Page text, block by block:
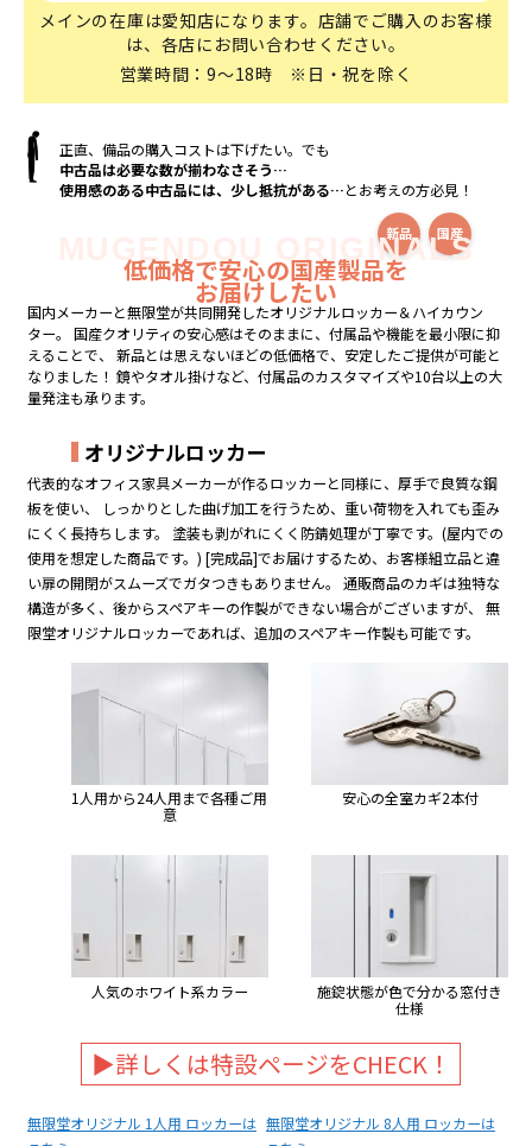
メインの在庫は愛知店になります。店舗でご購入のお客様
は、各店にお問い合わせください。
営業時間：9～18時 ※日・祝を除く
正直、備品の購入コストは下げたい。でも
中古品は必要な数が揃わなさそう…
使用感のある中古品には、少し抵抗がある…とお考えの方必見！
無限堂オリジナル商品 がオススメ！
新品 国産
MUGENDOU ORIGINALS
低価格で安心の国産製品を
お届けしたい
国内メーカーと無限堂が共同開発したオリジナルロッカー＆ハイカウン
ター。
国産クオリティの安心感はそのままに、付属品や機能を最小限に抑
えることで、
新品とは思えないほどの低価格で、安定したご提供が可能と
なりました！ 鏡やタオル掛けなど、付属品のカスタマイズや10台以上の大
量発注も承ります。
オリジナルロッカー
代表的なオフィス家具メーカーが作るロッカーと同様に、厚手で良質な鋼
板を使い、
しっかりとした曲げ加工を行うため、重い荷物を入れても歪み
にくく長持ちします。
塗装も剥がれにくく防錆処理が丁寧です。(屋内での
使用を想定した商品です。) [完成品]でお届けするため、お客様組立品と違
い扉の開閉がスムーズでガタつきもありません。
通販商品のカギは独特な
構造が多く、後からスペアキーの作製ができない場合がございますが、
無
限堂オリジナルロッカーであれば、追加のスペアキー作製も可能です。
1人用から24人用まで各種ご用
意
安心の全室カギ2本付
人気のホワイト系カラー
施錠状態が色で分かる窓付き
仕様
▶詳しくは特設ページをCHECK！
無限堂オリジナル 1人用 ロッカーは 無限堂オリジナル 8人用 ロッカーは